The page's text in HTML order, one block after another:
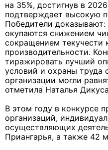
на 35%, достигнув в
подтверждает высокую
Победители
окупаются снижением
сокращением текучести
производительности.
тиражировать лучший
условий и охраны труда
организации могли
отметила Наталья
В этом году в конкурсе
организаций,
осуществляющих
Приангарья, а также 42